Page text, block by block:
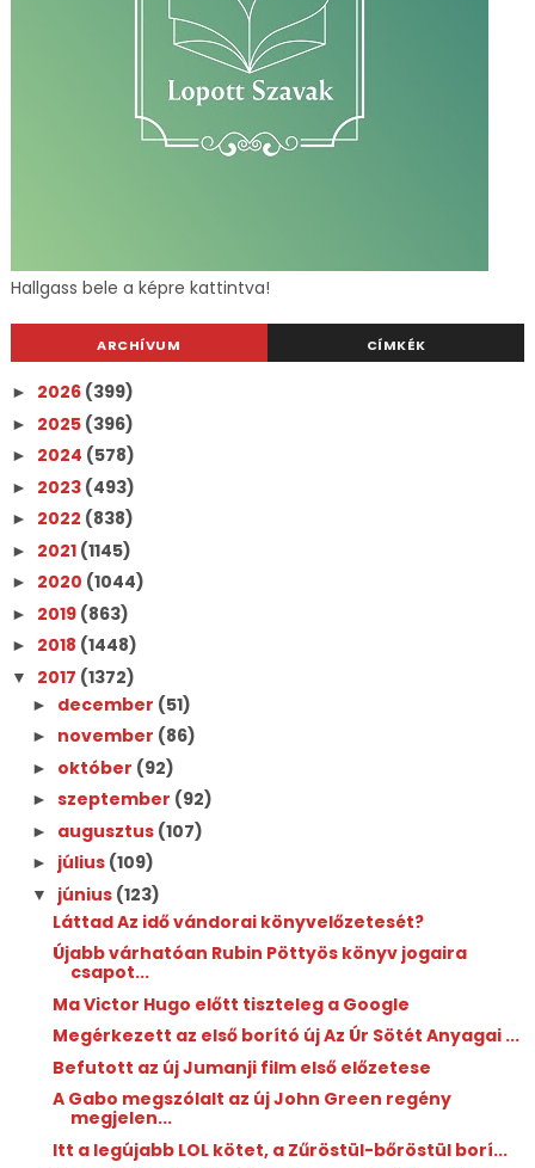
Hallgass bele a képre kattintva!
ARCHÍVUM CÍMKÉK
► 2026 (399)
► 2025 (396)
► 2024 (578)
► 2023 (493)
► 2022 (838)
► 2021 (1145)
► 2020 (1044)
► 2019 (863)
► 2018 (1448)
▼ 2017 (1372)
► december (51)
► november (86)
► október (92)
► szeptember (92)
► augusztus (107)
► július (109)
▼ június (123)
Láttad Az idő vándorai könyvelőzetesét?
Újabb várhatóan Rubin Pöttyös könyv jogaira
csapot...
Ma Victor Hugo előtt tiszteleg a Google
Megérkezett az első borító új Az Úr Sötét Anyagai ...
Befutott az új Jumanji film első előzetese
A Gabo megszólalt az új John Green regény
megjelen...
Itt a legújabb LOL kötet, a Zűröstül-bőröstül borí...